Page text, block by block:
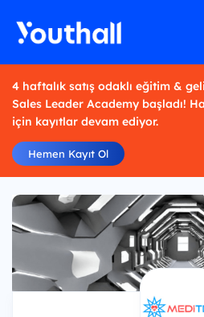
4 haftalık satış odaklı eğitim &
Sales Leader Academy başladı!
için kayıtlar devam ediyor.
Hemen Kayıt Ol